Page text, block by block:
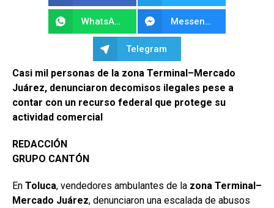
WhatsApp Messenger
Telegram
Casi mil personas de la zona Terminal–Mercado
Juárez, denunciaron decomisos ilegales pese a
contar con un recurso federal que protege su
actividad comercial
REDACCIÓN
GRUPO CANTÓN
En Toluca, vendedores ambulantes de la zona Terminal–
Mercado Juárez, denunciaron una escalada de abusos